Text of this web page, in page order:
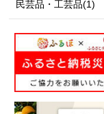
民芸品・工芸品(1)